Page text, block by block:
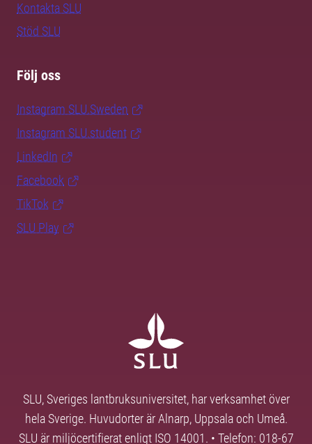
Kontakta SLU
Stöd SLU
Följ oss
Instagram SLU.Sweden
Instagram SLU.student
LinkedIn
Facebook
TikTok
SLU Play
SLU, Sveriges lantbruksuniversitet, har verksamhet över
hela Sverige. Huvudorter är Alnarp, Uppsala och Umeå.
SLU är miljöcertifierat enligt ISO 14001. • Telefon: 018-67